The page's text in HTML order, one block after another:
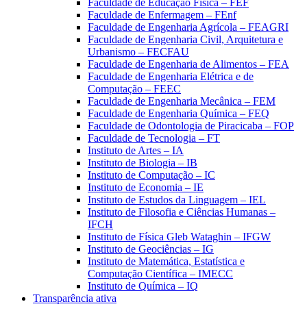
Faculdade de Educação Física – FEF
Faculdade de Enfermagem – FEnf
Faculdade de Engenharia Agrícola – FEAGRI
Faculdade de Engenharia Civil, Arquitetura e
Urbanismo – FECFAU
Faculdade de Engenharia de Alimentos – FEA
Faculdade de Engenharia Elétrica e de
Computação – FEEC
Faculdade de Engenharia Mecânica – FEM
Faculdade de Engenharia Química – FEQ
Faculdade de Odontologia de Piracicaba – FOP
Faculdade de Tecnologia – FT
Instituto de Artes – IA
Instituto de Biologia – IB
Instituto de Computação – IC
Instituto de Economia – IE
Instituto de Estudos da Linguagem – IEL
Instituto de Filosofia e Ciências Humanas –
IFCH
Instituto de Física Gleb Wataghin – IFGW
Instituto de Geociências – IG
Instituto de Matemática, Estatística e
Computação Científica – IMECC
Instituto de Química – IQ
Transparência ativa